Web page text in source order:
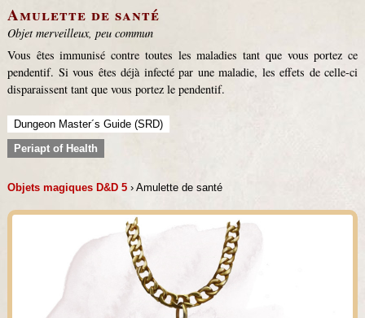
Amulette de santé
Objet merveilleux, peu commun
Vous êtes immunisé contre toutes les maladies tant que vous portez ce
pendentif. Si vous êtes déjà infecté par une maladie, les effets de celle-ci
disparaissent tant que vous portez le pendentif.
Dungeon Master´s Guide (SRD)
Periapt of Health
Objets magiques D&D 5 › Amulette de santé